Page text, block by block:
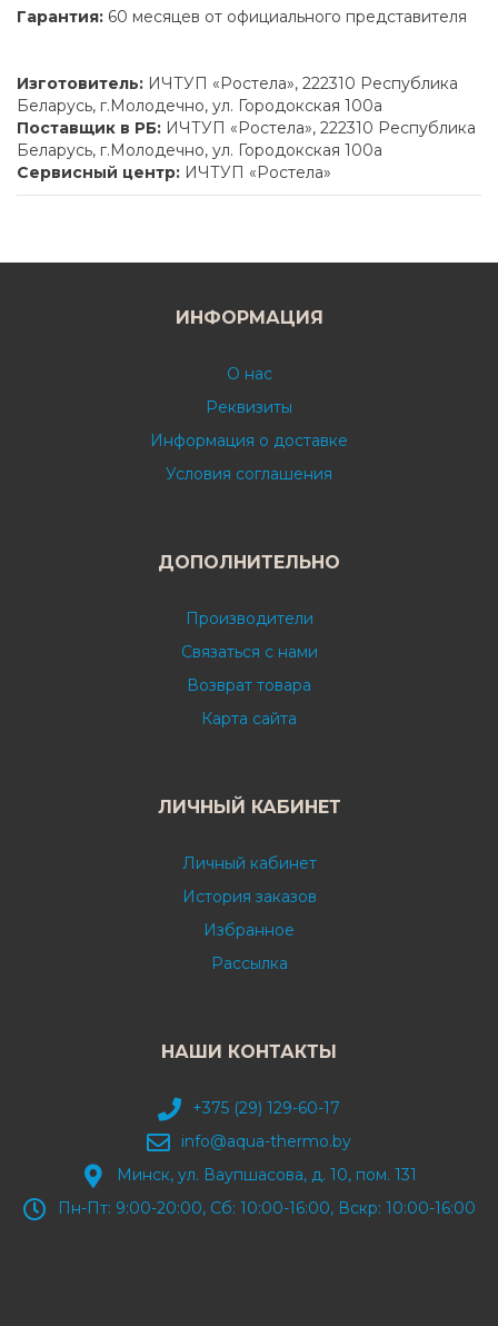
Гарантия: 60 месяцев от официального представителя
Изготовитель: ИЧТУП «Ростела», 222310 Республика
Беларусь, г.Молодечно, ул. Городокская 100а
Поставщик в РБ: ИЧТУП «Ростела», 222310 Республика
Беларусь, г.Молодечно, ул. Городокская 100а
Сервисный центр: ИЧТУП «Ростела»
ИНФОРМАЦИЯ
О нас
Реквизиты
Информация о доставке
Условия соглашения
ДОПОЛНИТЕЛЬНО
Производители
Связаться с нами
Возврат товара
Карта сайта
ЛИЧНЫЙ КАБИНЕТ
Личный кабинет
История заказов
Избранное
Рассылка
НАШИ КОНТАКТЫ
+375 (29) 129-60-17
info@aqua-thermo.by
Минск, ул. Ваупшасова, д. 10, пом. 131
Пн-Пт: 9:00-20:00, Сб: 10:00-16:00, Вскр: 10:00-16:00